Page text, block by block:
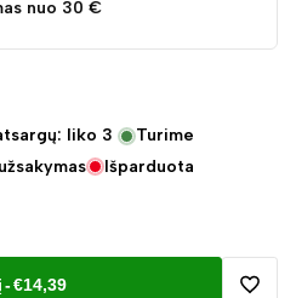
nuo 30 €
liko 3
Turime
Išparduota
-€14,39